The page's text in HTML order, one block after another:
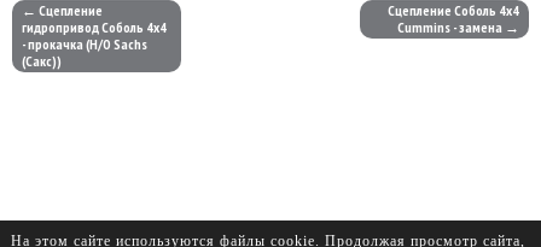
← Сцепление
гидропривод Соболь 4х4
- прокачка (Н/О Sachs
(Сакс))
Сцепление Соболь 4х4
Cummins - замена →
На этом сайте используются файлы cookie. Продолжая просмотр сайта,